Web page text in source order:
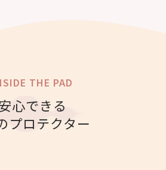
THE PAD
心できる
プロテクター